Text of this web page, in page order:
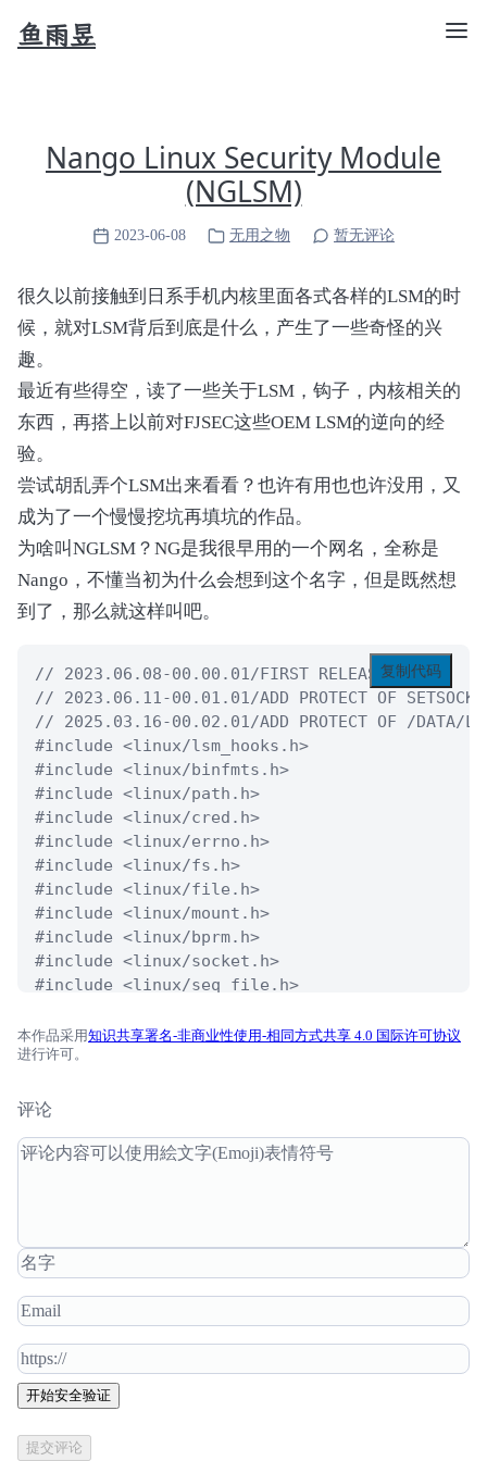
鱼雨昱
Nango Linux Security Module
(NGLSM)
2023-06-08 无用之物 暂无评论
很久以前接触到日系手机内核里面各式各样的LSM的时
候，就对LSM背后到底是什么，产生了一些奇怪的兴
趣。
最近有些得空，读了一些关于LSM，钩子，内核相关的
东西，再搭上以前对FJSEC这些OEM LSM的逆向的经
验。
尝试胡乱弄个LSM出来看看？也许有用也也许没用，又
成为了一个慢慢挖坑再填坑的作品。
为啥叫NGLSM？NG是我很早用的一个网名，全称是
Nango，不懂当初为什么会想到这个名字，但是既然想
到了，那么就这样叫吧。
复制代码
// 2023.06.08-00.00.01/FIRST RELEASE
// 2023.06.11-00.01.01/ADD PROTECT OF
// 2025.03.16-00.02.01/ADD PROTECT OF /DATA/
#include <linux/lsm_hooks.h>
#include <linux/binfmts.h>
#include <linux/path.h>
#include <linux/cred.h>
#include <linux/errno.h>
#include <linux/fs.h>
#include <linux/file.h>
#include <linux/mount.h>
#include <linux/bprm.h>
#include <linux/socket.h>
#include <linux/seq_file.h>
#include <linux/uaccess.h>
#include <linux/kernel.h>
#define STATUS_PERMISSIVE    "PERMISSIVE"
static inline bool is_restricted_task(struct
{
return (task->flags &
}
static int nglsm_status(void)
{
本作品采用知识共享署名-非商业性使用-相同方式共享 4.0 国际许可协议
进行许可。
评论
开始安全验证
提交评论